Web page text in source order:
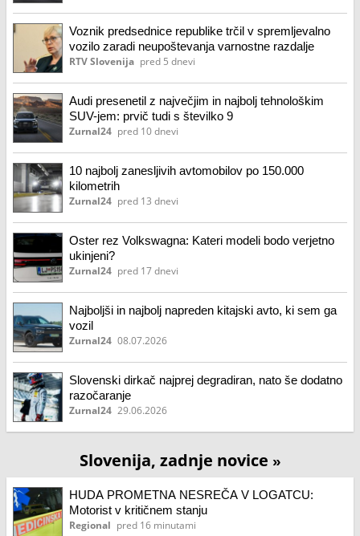
Voznik predsednice republike trčil v spremljevalno
vozilo zaradi neupoštevanja varnostne razdalje
RTV Slovenija pred 5 dnevi
Audi presenetil z največjim in najbolj tehnološkim
SUV-jem: prvič tudi s številko 9
Zurnal24 pred 10 dnevi
10 najbolj zanesljivih avtomobilov po 150.000
kilometrih
Zurnal24 pred 13 dnevi
Oster rez Volkswagna: Kateri modeli bodo verjetno
ukinjeni?
Zurnal24 pred 17 dnevi
Najboljši in najbolj napreden kitajski avto, ki sem ga
vozil
Zurnal24 08.07.2026
Slovenski dirkač najprej degradiran, nato še dodatno
razočaranje
Zurnal24 29.06.2026
Slovenija, zadnje novice »
HUDA PROMETNA NESREČA V LOGATCU:
Motorist v kritičnem stanju
Regional pred 16 minutami